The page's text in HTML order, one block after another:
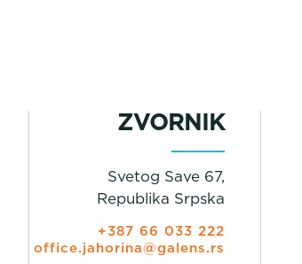
ZVORNIK
Svetog Save 67,
Republika Srpska
+387 66 033 222
office.jahorina@galens.rs